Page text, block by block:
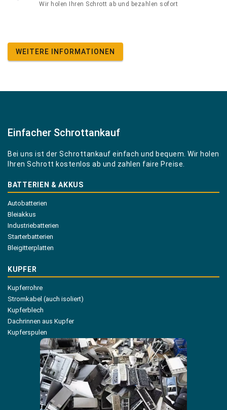
Wir holen Ihren Schrott ab und bezahlen sofort
WEITERE INFORMATIONEN
Einfacher Schrottankauf
Bei uns ist der Schrottankauf einfach und bequem. Wir holen
Ihren Schrott kostenlos ab und zahlen faire Preise.
BATTERIEN & AKKUS
Autobatterien
Bleiakkus
Industriebatterien
Starterbatterien
Bleigitterplatten
KUPFER
Kupferrohre
Stromkabel (auch isoliert)
Kupferblech
Dachrinnen aus Kupfer
Kupferspulen